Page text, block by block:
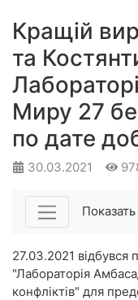
Кращій
та
Миру 27
по дате
30.03.2021
27.03.2021 відбувся
"Лабораторія
конфліктів" для